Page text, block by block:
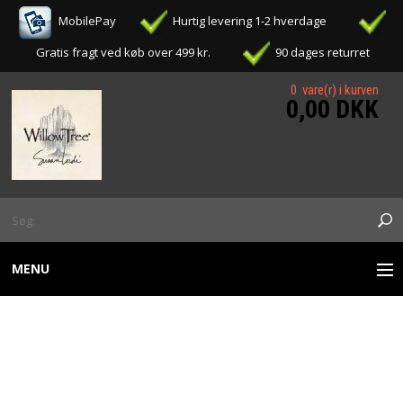
MobilePay
Hurtig levering 1-2 hverdage
Gratis fragt ved køb over 499 kr.
90 dages returret
0 vare(r) i kurven
0,00 DKK
MENU